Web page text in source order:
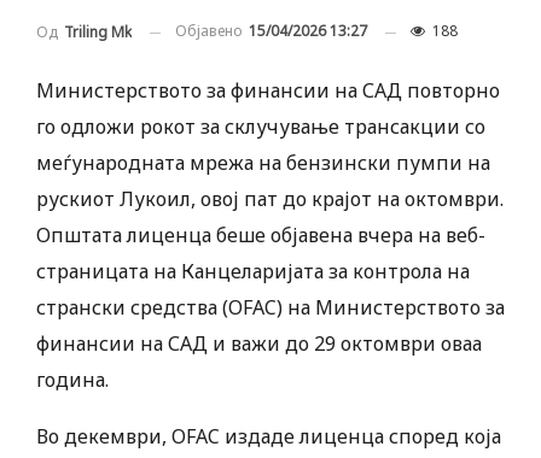
Од Triling Mk Објавено 15/04/2026 13:27 188
Министерството за финансии на САД повторно
го одложи рокот за склучување трансакции со
меѓународната мрежа на бензински пумпи на
рускиот Лукоил, овој пат до крајот на октомври.
Општата лиценца беше објавена вчера на веб-
страницата на Канцеларијата за контрола на
странски средства (OFAC) на Министерството за
финансии на САД и важи до 29 октомври оваа
година.
Во декември, OFAC издаде лиценца според која